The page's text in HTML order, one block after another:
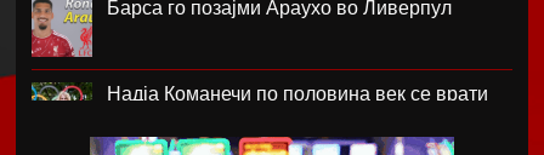
Барса го позајми Араухо во Ливерпул
Надја Команечи по половина век се врати